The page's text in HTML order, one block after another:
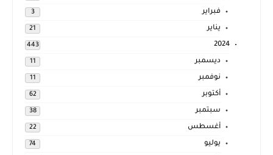
فبراير 3
يناير 21
2024
443
ديسمبر 11
نوفمبر 11
أكتوبر 62
سبتمبر 38
أغسطس 22
يوليو 74